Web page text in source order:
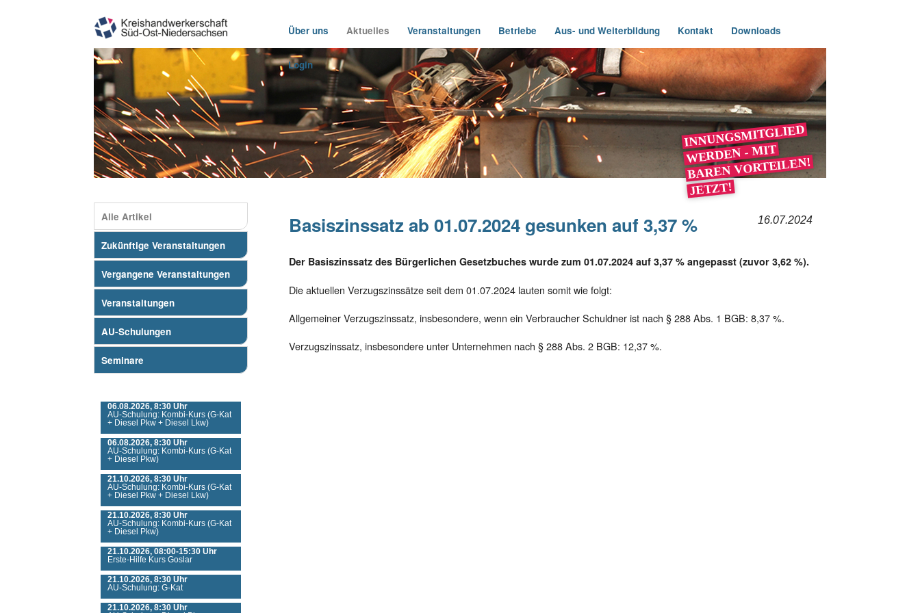
Über uns Aktuelles Veranstaltungen Betriebe Aus- und Weiterbildung Kontakt Downloads
Login
INNUNGSMITGLIED
WERDEN - MIT
BAREN VORTEILEN!
JETZT!
Alle Artikel
Zukünftige Veranstaltungen
Vergangene Veranstaltungen
Veranstaltungen
AU-Schulungen
Seminare
06.08.2026, 8:30 Uhr
AU-Schulung: Kombi-Kurs (G-Kat
+ Diesel Pkw + Diesel Lkw)
06.08.2026, 8:30 Uhr
AU-Schulung: Kombi-Kurs (G-Kat
+ Diesel Pkw)
21.10.2026, 8:30 Uhr
AU-Schulung: Kombi-Kurs (G-Kat
+ Diesel Pkw + Diesel Lkw)
21.10.2026, 8:30 Uhr
AU-Schulung: Kombi-Kurs (G-Kat
+ Diesel Pkw)
21.10.2026, 08:00-15:30 Uhr
Erste-Hilfe Kurs Goslar
21.10.2026, 8:30 Uhr
AU-Schulung: G-Kat
21.10.2026, 8:30 Uhr
16.07.2024
Basiszinssatz ab 01.07.2024 gesunken auf 3,37 %
Der Basiszinssatz des Bürgerlichen Gesetzbuches wurde zum 01.07.2024 auf 3,37 % angepasst (zuvor 3,62 %).
Die aktuellen Verzugszinssätze seit dem 01.07.2024 lauten somit wie folgt:
Allgemeiner Verzugszinssatz, insbesondere, wenn ein Verbraucher Schuldner ist nach § 288 Abs. 1 BGB: 8,37 %.
Verzugszinssatz, insbesondere unter Unternehmen nach § 288 Abs. 2 BGB: 12,37 %.